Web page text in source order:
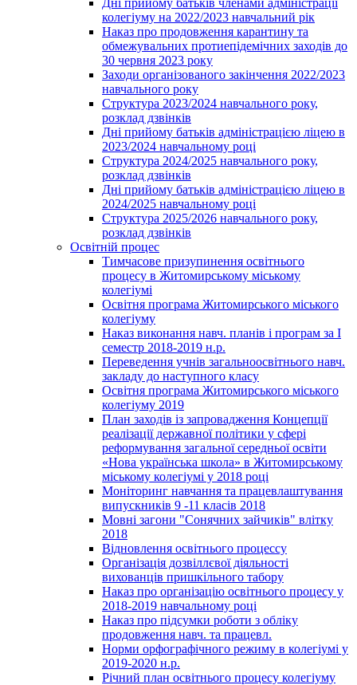
колегіуму на 2022/2023 навчальний рік
Наказ про продовження карантину та
обмежувальних протиепідемічних заходів до
30 червня 2023 року
Заходи організованого закінчення 2022/2023
навчального року
Структура 2023/2024 навчального року,
розклад дзвінків
Дні прийому батьків адміністрацією ліцею в
2023/2024 навчальному році
Структура 2024/2025 навчального року,
розклад дзвінків
Дні прийому батьків адміністрацією ліцею в
2024/2025 навчальному році
Структура 2025/2026 навчального року,
розклад дзвінків
Освітній процес
Тимчасове призупинення освітнього
процесу в Житомирському міському
колегіумі
Освітня програма Житомирського міського
колегіуму
Наказ виконання навч. планів і програм за І
семестр 2018-2019 н.р.
Переведення учнів загальноосвітнього навч.
закладу до наступного класу
Освітня програма Житомирського міського
колегіуму 2019
План заходів із запровадження Концепції
реалізації державної політики у сфері
реформування загальної середньої освіти
«Нова українська школа» в Житомирському
міському колегіумі у 2018 році
Моніторинг навчання та працевлаштування
випускників 9 -11 класів 2018
Мовні загони "Сонячних зайчиків" влітку
2018
Відновлення освітнього процессу
Організація дозвіллєвої діяльності
вихованців пришкільного табору
Наказ про організацію освітнього процесу у
2018-2019 навчальному році
Наказ про підсумки роботи з обліку
продовження навч. та працевл.
Норми орфографічного режиму в колегіумі у
2019-2020 н.р.
Річний план освітнього процесу колегіуму